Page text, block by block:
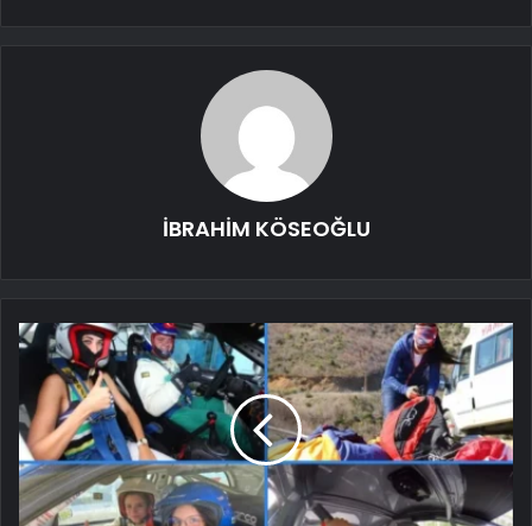
İBRAHİM KÖSEOĞLU